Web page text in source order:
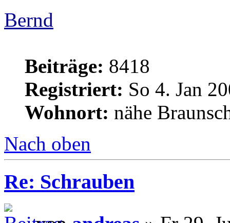
Bernd
Beiträge: 8418
Registriert: So 4. Jan
Wohnort: nähe
Nach oben
Re: Schrauben